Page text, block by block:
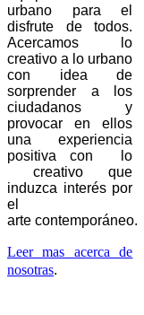
urbano para el
disfrute de todos.
Acercamos lo
creativo a lo urbano
con idea de
sorprender a los
ciudadanos y
provocar en ellos
una experiencia
positiva con lo
creativo que
induzca interés por
el
arte contemporáneo.
Leer mas acerca de
nosotras.